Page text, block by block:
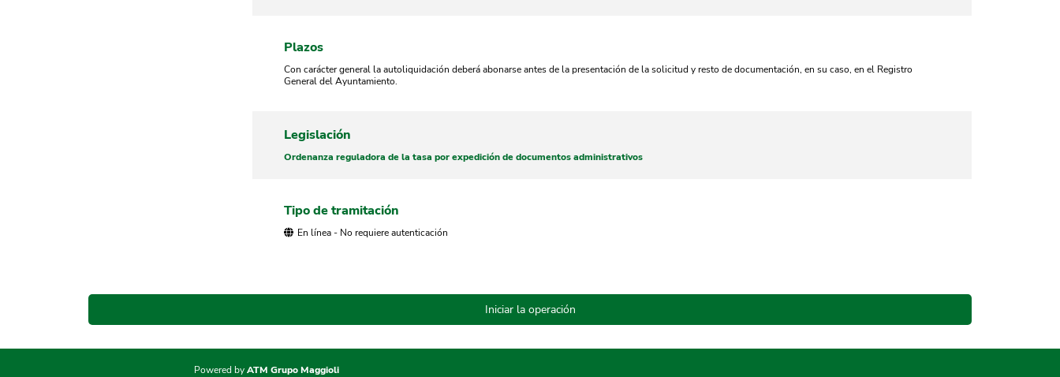
Plazos
Con carácter general la autoliquidación deberá abonarse antes de la presentación de la solicitud y resto de documentación, en su caso, en el Registro
General del Ayuntamiento.
Legislación
Ordenanza reguladora de la tasa por expedición de documentos administrativos
Tipo de tramitación
En línea - No requiere autenticación
Powered byATM Grupo Maggioli